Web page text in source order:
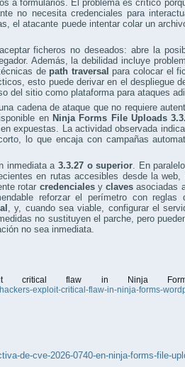
a formularios. El problema es crítico
no necesita credenciales para
el atacante puede intentar colar un
ficheros no deseados: abre la
Además, la debilidad incluye
de path traversal para colocar el
esto puede derivar en el despliegue
del sitio como plataforma para ataques
cadena de ataque que no requiere
en Ninja Forms File Uploads
expuestas. La actividad observada
lo que encaja con campañas
inmediata a 3.3.27 o superior . En
en rutas accesibles desde la
rotar credencialesyclaves asociadas
reforzar el perímetro con reglas
, y, cuando sea viable, configurar el
no sustituyen el parche, pero
no sea inmediata.
critical flaw in Ninja
exploit-critical-flaw-in-ninja-forms-
de-cve-2026-0740-en-ninja-forms-file-